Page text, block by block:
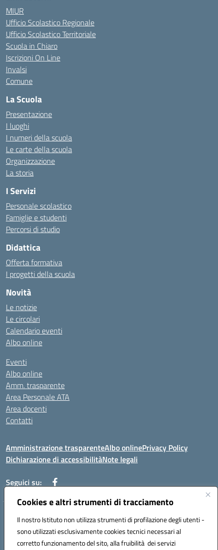
Cookies e altri strumenti di tracciamento
Il nostro Istituto non utilizza strumenti di profilazione degli utenti -
sono utilizzati esclusivamente cookies tecnici necessari al
corretto funzionamento del sito, alla fruibilità dei servizi
MIUR
Ufficio Scolastico Regionale
Ufficio Scolastico Territoriale
Scuola in Chiaro
Iscrizioni On Line
Invalsi
Comune
La Scuola
Presentazione
I luoghi
I numeri della scuola
Le carte della scuola
Organizzazione
La storia
I Servizi
Personale scolastico
Famiglie e studenti
Percorsi di studio
Didattica
Offerta formativa
I progetti della scuola
Novità
Le notizie
Le circolari
Calendario eventi
Albo online
Eventi
Albo online
Amm. trasparente
Area Personale ATA
Area docenti
Contatti
Amministrazione trasparenteAlbo onlinePrivacy Policy
Dichiarazione di accessibilitàNote legali
Seguici su:
Indirizzo: VIA BRECCIAME, 46 - 81024 MADDALONI (CE)
Mail: CEIC8AU001@istruzione.it - Pec: CEIC8AU001@pec.istruzione.it -
Telefono: 0823408721
Meccanografico: CEIC8AU001